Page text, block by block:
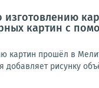
изготовлению
картин с
картин прошёл в
рисунку